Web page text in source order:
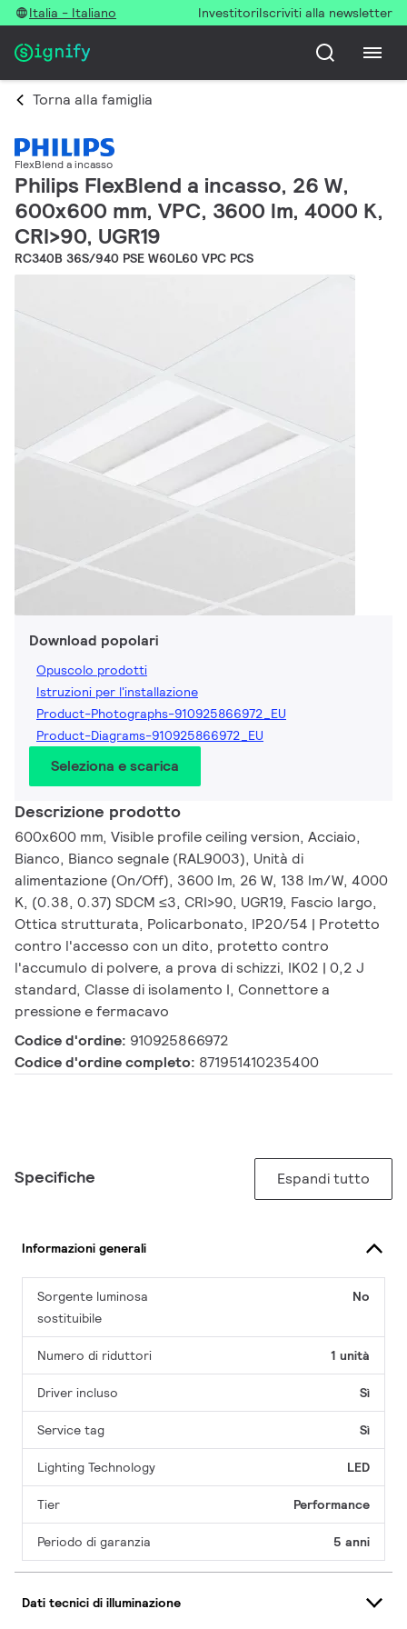
Italia - Italiano InvestitoriIscriviti alla newsletter
Torna alla famiglia
FlexBlend a incasso
Philips FlexBlend a incasso, 26 W,
600x600 mm, VPC, 3600 lm, 4000 K,
CRI>90, UGR19
RC340B 36S/940 PSE W60L60 VPC PCS
Download popolari
Opuscolo prodotti
Istruzioni per l'installazione
Product-Photographs-910925866972_EU
Product-Diagrams-910925866972_EU
Seleziona e scarica
Descrizione prodotto
600x600 mm, Visible profile ceiling version, Acciaio,
Bianco, Bianco segnale (RAL9003), Unità di
alimentazione (On/Off), 3600 lm, 26 W, 138 lm/W, 4000
K, (0.38, 0.37) SDCM ≤3, CRI>90, UGR19, Fascio largo,
Ottica strutturata, Policarbonato, IP20/54 | Protetto
contro l'accesso con un dito, protetto contro
l'accumulo di polvere, a prova di schizzi, IK02 | 0,2 J
standard, Classe di isolamento I, Connettore a
pressione e fermacavo
Codice d'ordine: 910925866972
Codice d'ordine completo: 871951410235400
Specifiche Espandi tutto
Informazioni generali
Sorgente luminosa
sostituibile
No
Numero di riduttori 1 unità
Driver incluso Sì
Service tag Sì
Lighting Technology LED
Tier Performance
Periodo di garanzia 5 anni
Dati tecnici di illuminazione